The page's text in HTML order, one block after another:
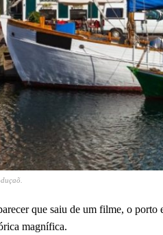
que saiu de um filme, o
magnífica.